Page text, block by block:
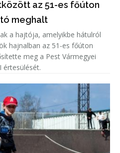
az 51-es főúton
meghalt
a hajtója, amelyikbe hátulról
hajnalban az 51-es főúton
meg a Pest Vármegyei
értesülését.